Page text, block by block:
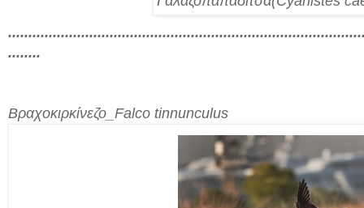
........
Βραχοκιρκίνεζο_ Falco tinnunculus